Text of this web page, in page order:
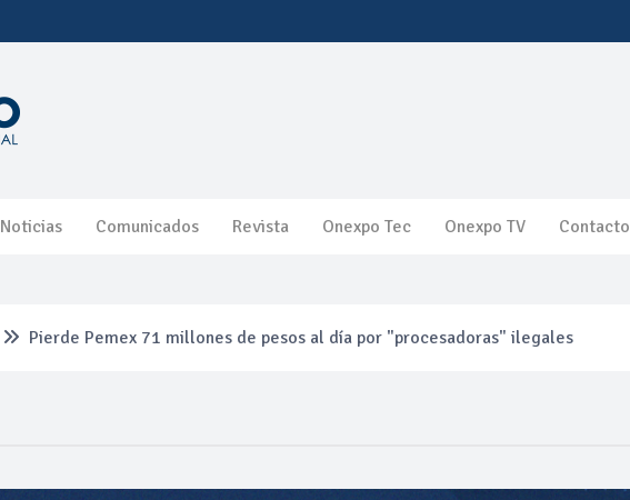
Noticias Comunicados Revista Onexpo Tec Onexpo TV Contacto
Pierde Pemex 71 millones de pesos al día por "procesadoras" ilegales